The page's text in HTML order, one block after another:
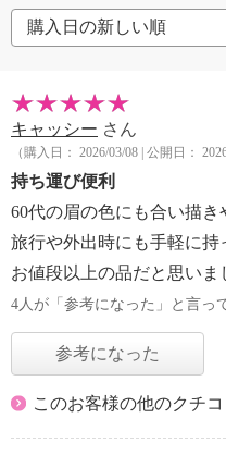
キャッシー さん
（購入日： 2026/03/08 | 公開日：
持ち運び便利
60代の眉の色にも合い描き
旅行や外出時にも手軽に持
お値段以上の品だと思いま
4人が「参考になった」と言っ
参考になった
このお客様の他のクチ